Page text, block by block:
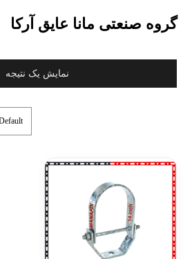
گروه صنعتی مانا عایق آرکا
نمایش یک نتیجه